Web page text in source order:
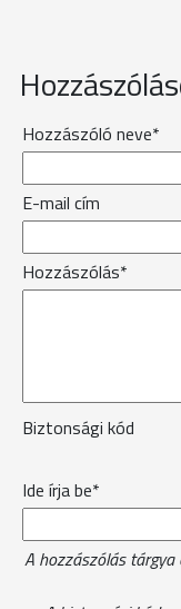
Hozzászóló neve*
E-mail cím
Hozzászólás*
Biztonsági kód
Ide írja be*
A hozzászólás